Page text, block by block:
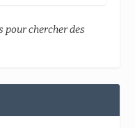
pour chercher des